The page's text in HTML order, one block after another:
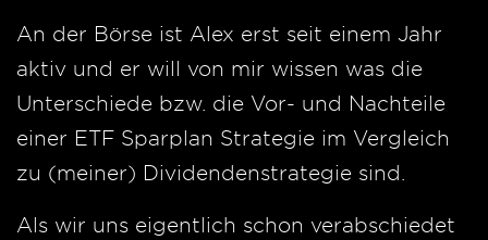
An der Börse ist Alex erst seit einem Jahr
aktiv und er will von mir wissen was die
Unterschiede bzw. die Vor- und Nachteile
einer ETF Sparplan Strategie im Vergleich
zu (meiner) Dividendenstrategie sind.
Als wir uns eigentlich schon verabschiedet